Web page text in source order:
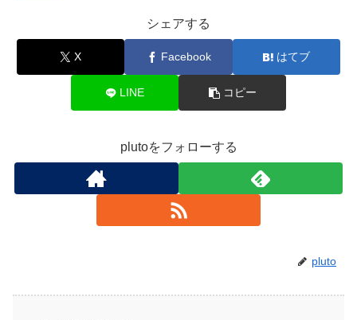
シェアする
X Facebook はてブ
LINE コピー
plutoをフォローする
pluto